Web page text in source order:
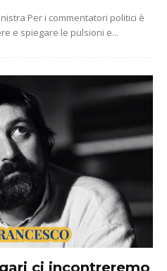
Per i commentatori politici è
e spiegare le pulsioni e...